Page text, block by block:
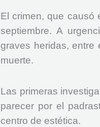
El crimen, que causó
septiembre. A
graves heridas, entre
muerte.
Las primeras
parecer por el
centro de estética.